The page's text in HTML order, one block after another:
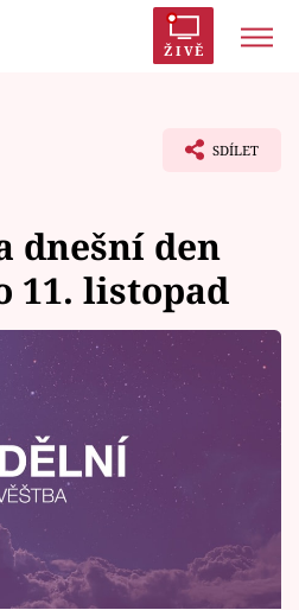
ŽIVĚ
SDÍLET
dnešní den
11. listopad